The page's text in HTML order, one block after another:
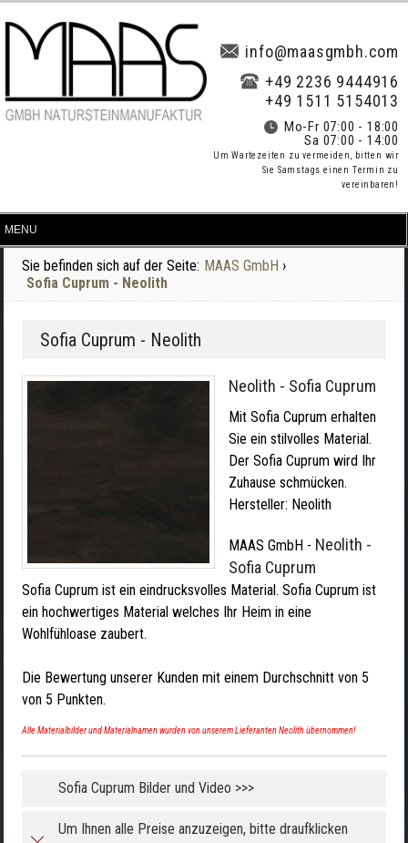
info@maasgmbh.com
+49 2236 9444916
+49 1511 5154013
Mo-Fr 07:00 - 18:00
Sa 07:00 - 14:00
Um Wartezeiten zu vermeiden, bitten wir
Sie Samstags einen Termin zu
vereinbaren!
Sie befinden sich auf der Seite: MAAS GmbH ›
Sofia Cuprum - Neolith
Sofia Cuprum - Neolith
Neolith - Sofia Cuprum
Mit Sofia Cuprum erhalten
Sie ein stilvolles Material.
Der Sofia Cuprum wird Ihr
Zuhause schmücken.
Hersteller: Neolith
MAAS GmbH - Neolith -
Sofia Cuprum
Sofia Cuprum ist ein eindrucksvolles Material. Sofia Cuprum ist
ein hochwertiges Material welches Ihr Heim in eine
Wohlfühloase zaubert.
Die Bewertung unserer Kunden mit einem Durchschnitt von 5
von 5 Punkten.
Alle Materialbilder und Materialnamen wurden von unserem Lieferanten Neolith übernommen!
Sofia Cuprum Bilder und Video >>>
Um Ihnen alle Preise anzuzeigen, bitte draufklicken